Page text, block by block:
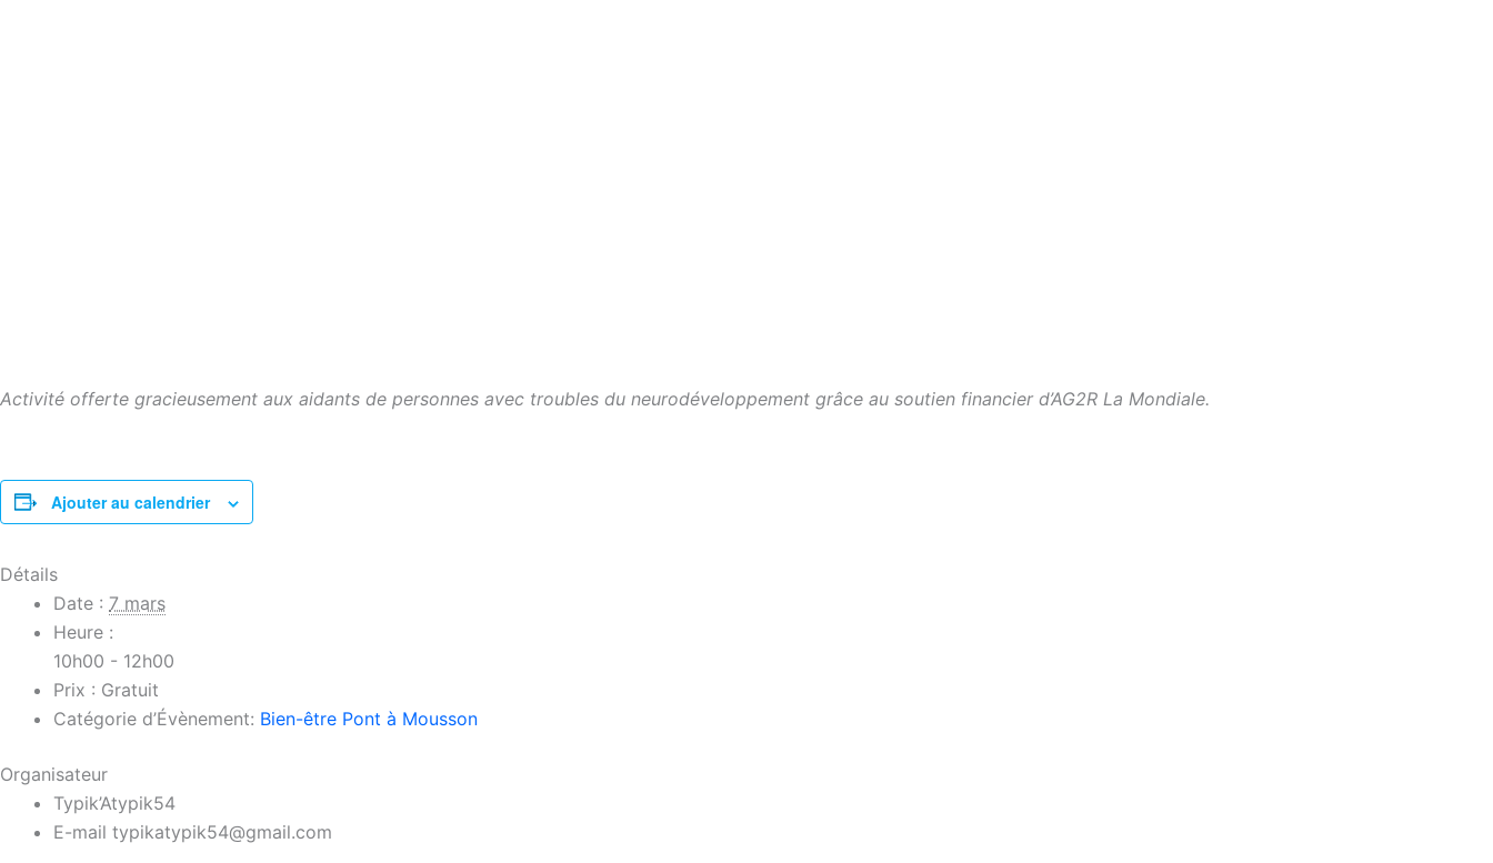
Activité offerte gracieusement aux aidants de personnes avec troubles du neurodéveloppement grâce au soutien financier d’AG2R La Mondiale.
Ajouter au calendrier
Détails
Date : 7 mars
Heure :
10h00 - 12h00
Prix : Gratuit
Catégorie d’Évènement: Bien-être Pont à Mousson
Organisateur
Typik’Atypik54
E-mail typikatypik54@gmail.com